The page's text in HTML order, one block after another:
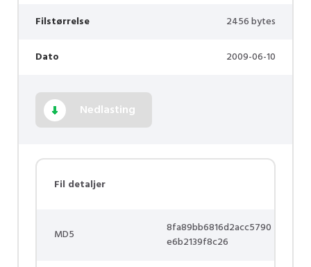
Filstørrelse 2456 bytes
Dato 2009-06-10
Nedlasting
Fil detaljer
MD5
8fa89bb6816d2acc5790
e6b2139f8c26